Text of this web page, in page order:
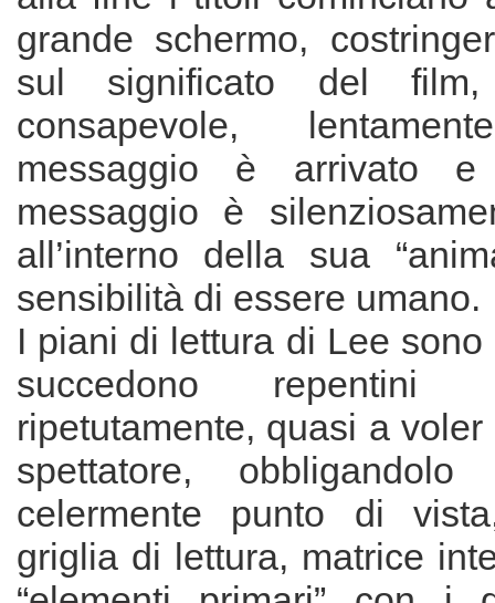
grande schermo,
sul significato del
consapevole,
messaggio è arrivato
messaggio è
all’interno della sua
sensibilità di essere umano.
I piani di lettura di Lee
succedono repentini
ripetutamente, quasi a
spettatore,
celermente punto di
griglia di lettura, matrice